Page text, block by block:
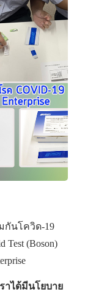
กันโควิด-19
Test (Boson)
าได้มีนโยบาย